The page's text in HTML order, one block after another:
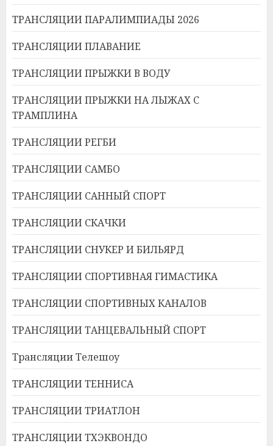
ТРАНСЛЯЦИИ ПАРАЛИМПИАДЫ 2026
ТРАНСЛЯЦИИ ПЛАВАНИЕ
ТРАНСЛЯЦИИ ПРЫЖКИ В ВОДУ
ТРАНСЛЯЦИИ ПРЫЖКИ НА ЛЫЖАХ С
ТРАМПЛИНА
ТРАНСЛЯЦИИ РЕГБИ
ТРАНСЛЯЦИИ САМБО
ТРАНСЛЯЦИИ САННЫЙ СПОРТ
ТРАНСЛЯЦИИ СКАЧКИ
ТРАНСЛЯЦИИ СНУКЕР И БИЛЬЯРД
ТРАНСЛЯЦИИ СПОРТИВНАЯ ГИМАСТИКА
ТРАНСЛЯЦИИ СПОРТИВНЫХ КАНАЛОВ
ТРАНСЛЯЦИИ ТАНЦЕВАЛЬНЫЙ СПОРТ
Трансляции Телешоу
ТРАНСЛЯЦИИ ТЕННИСА
ТРАНСЛЯЦИИ ТРИАТЛОН
ТРАНСЛЯЦИИ ТХЭКВОНДО